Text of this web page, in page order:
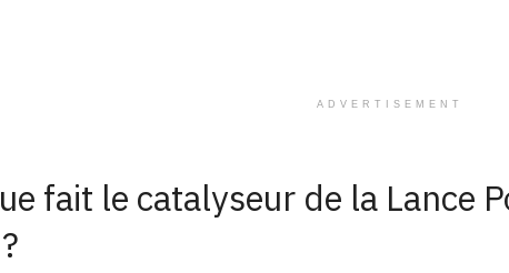
ADVERTISEMENT
fait le catalyseur de la Lance